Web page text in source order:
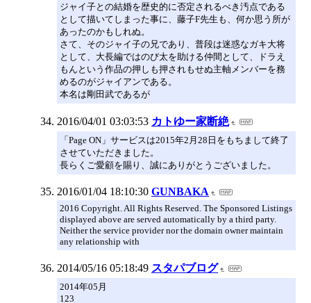
ジャイ子との結婚を歴史的に否定されるべき汚点である
として描いてしまった事に、藤子F先生も、何か思う所が
あったのかもしれぬ。
さて、そのジャイ子の兄であり、普段は迷惑なガキ大将
として、大長編ではのび太を助ける仲間として、ドラえ
もんという作品の押しも押されもせぬ主軸メンバーを務
めるのがジャイアンである。
本名は剛田武であるが
2016/04/01 03:03:53 カトゆー家断絶
「Page ON」サービスは2015年2月28日をもちまして終了
させていただきました。
長らくご愛顧を賜り、誠にありがとうございました。
2016/01/04 18:10:30 GUNBAKA
2016 Copyright. All Rights Reserved. The Sponsored Listings
displayed above are served automatically by a third party.
Neither the service provider nor the domain owner maintain
any relationship with
2014/05/16 05:18:49 スタパブログ
2014年05月
123